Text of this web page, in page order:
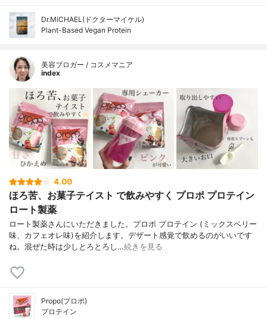
Dr.MiCHAEL(ドクターマイケル)
Plant-Based Vegan Protein
美容ブロガー / コスメマニア
index
4.00
ほろ苦、お菓子テイスト で飲みやすく プロポ プロテイン
ロート製薬
ロート製薬さんにいただきました。プロポ プロテイン (ミックスベリー
味、カフェオレ味)を紹介します。デザート感覚で飲めるのがいいです
ね。混ぜた時は少しとろとろし…続きを見る
Propo(プロポ)
プロテイン